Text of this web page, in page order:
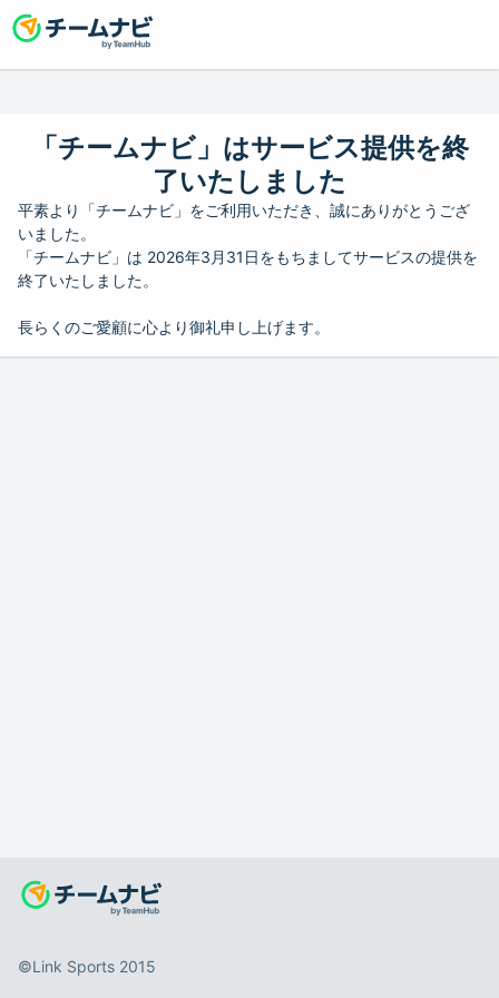
「チームナビ」はサービス提供を終
了いたしました
平素より「チームナビ」をご利用いただき、誠にありがとうござ
いました。
「チームナビ」は 2026年3月31日をもちましてサービスの提供を
終了いたしました。
長らくのご愛顧に心より御礼申し上げます。
©️Link Sports 2015